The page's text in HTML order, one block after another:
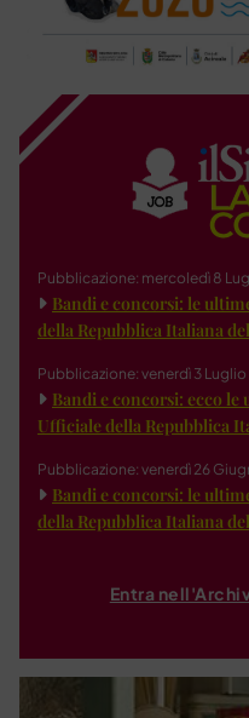
Pubblicazione: mercoledì 8
Bandi e concorsi: le
della Repubblica Italiana
Pubblicazione: venerdì 3
Bandi e concorsi: ecco
Ufficiale della Repubblica
Pubblicazione: venerdì 26
Bandi e concorsi: le
della Repubblica Italiana
Entra